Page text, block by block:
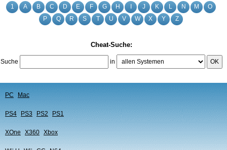
1 A B C D E F G H J K L N M
O
P
Q R S T U V W X Y Z
Cheat-Suche:
Suche in OK
PC Mac
PS4 PS3 PS2 PS1
XOne X360 Xbox